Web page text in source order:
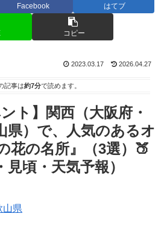
Facebook はてブ
コピー
2023.03.17 2026.04.27
記事は約7分で読めます。
ト】関西（大阪府・
県）で、人気のあるオ
花の名所』（3選）🍑
頃・天気予報）
山県